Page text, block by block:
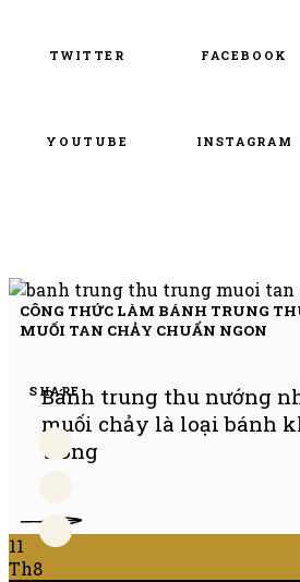
SHARE
TWITTER FACEBOOK
YOUTUBE INSTAGRAM
CÔNG THỨC LÀM BÁNH TRUNG
MUỐI TAN CHẢY CHUẨN NGON
Bánh trung thu nướng
muối chảy là loại bánh
trong
11
Th8